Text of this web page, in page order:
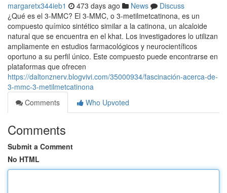
margaretx344ieb1 473 days ago News
Discuss
¿Qué es el 3-MMC? El 3-MMC, o 3-metilmetcatinona, es un
compuesto químico sintético similar a la catinona, un alcaloide
natural que se encuentra en el khat. Los investigadores lo utilizan
ampliamente en estudios farmacológicos y neurocientíficos
oportuno a su perfil único. Este compuesto puede encontrarse en
plataformas que ofrecen
https://daltonznerv.blogvivi.com/35000934/fascinación-acerca-de-
3-mmc-3-metilmetcatinona
Comments
Who Upvoted
Comments
Submit a Comment
No HTML